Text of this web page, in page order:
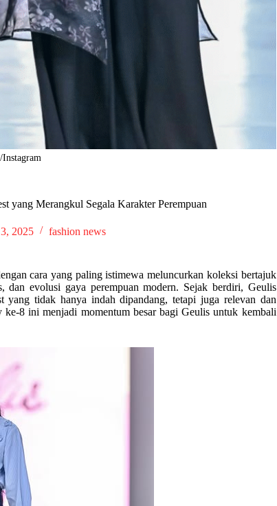
yang Merangkul Segala Karakter Perempuan
2025 fashion news
cara yang paling istimewa meluncurkan koleksi bertajuk
dan evolusi gaya perempuan modern. Sejak berdiri, Geulis
yang tidak hanya indah dipandang, tetapi juga relevan dan
8 ini menjadi momentum besar bagi Geulis untuk kembali